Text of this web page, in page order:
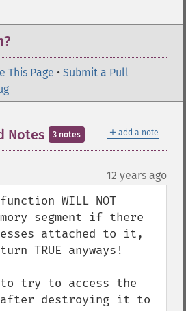
This Page • Submit a Pull
＋ add a note
Notes 3 notes
12 years ago
WILL NOT
segment if there
attached to it,
TRUE anyways!
try to access the
after destroying it to